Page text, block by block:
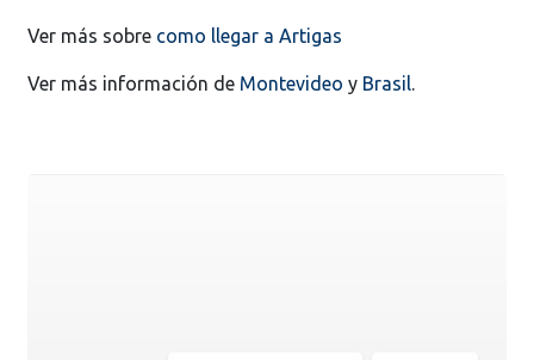
Ver más sobre como llegar a Artigas
Ver más información de Montevideo y Brasil.